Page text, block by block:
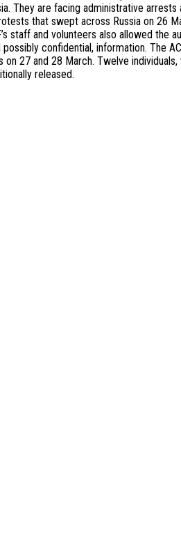
They are facing administrative
that swept across Russia on 26
staff and volunteers also allowed the
confidential, information. The
27 and 28 March. Twelve
released.